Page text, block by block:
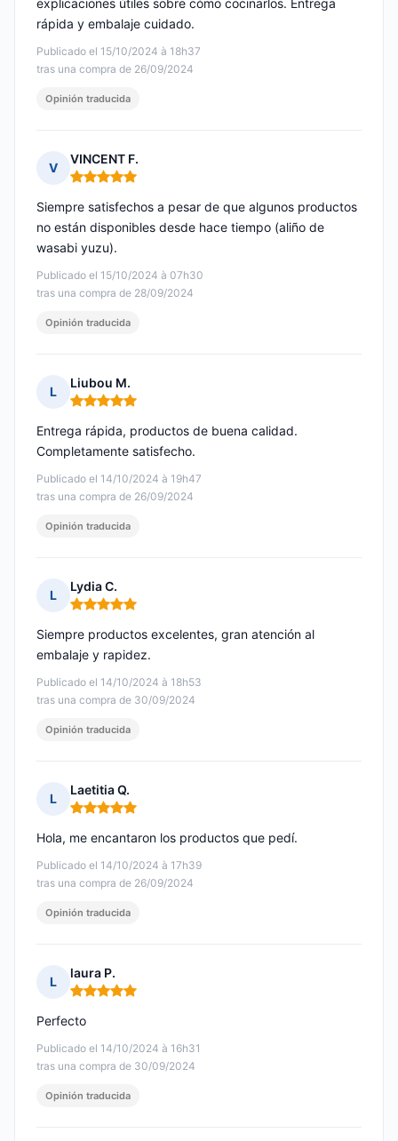
Publicado el 15/10/2024 à 18h37
tras una compra de 26/09/2024
explicaciones útiles sobre cómo cocinarlos. Entrega
rápida y embalaje cuidado.
Opinión traducida
V
VINCENT F.
Nota: 5 de 5
Publicado el 15/10/2024 à 07h30
tras una compra de 28/09/2024
Siempre satisfechos a pesar de que algunos productos
no están disponibles desde hace tiempo (aliño de
wasabi yuzu).
Opinión traducida
L
Liubou M.
Nota: 5 de 5
Publicado el 14/10/2024 à 19h47
tras una compra de 26/09/2024
Entrega rápida, productos de buena calidad.
Completamente satisfecho.
Opinión traducida
L
Lydia C.
Nota: 5 de 5
Publicado el 14/10/2024 à 18h53
tras una compra de 30/09/2024
Siempre productos excelentes, gran atención al
embalaje y rapidez.
Opinión traducida
L
Laetitia Q.
Nota: 5 de 5
Publicado el 14/10/2024 à 17h39
tras una compra de 26/09/2024
Hola, me encantaron los productos que pedí.
Opinión traducida
L
laura P.
Nota: 5 de 5
Publicado el 14/10/2024 à 16h31
tras una compra de 30/09/2024
Perfecto
Opinión traducida